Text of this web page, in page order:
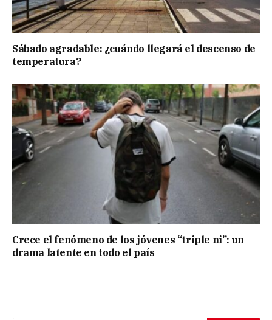
Sábado agradable: ¿cuándo llegará el descenso de
temperatura?
Crece el fenómeno de los jóvenes “triple ni”: un
drama latente en todo el país